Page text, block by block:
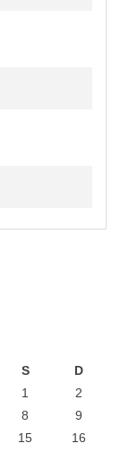
S
D
1
2
8
9
15
16